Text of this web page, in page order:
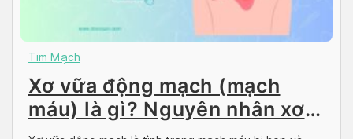
Tim Mạch
Xơ vữa động mạch (mạch
máu) là gì? Nguyên nhân xơ
vữa động mạch và triệu